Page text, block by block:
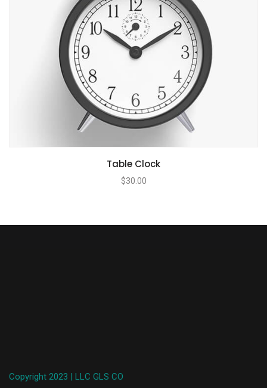
Table Clock
$30.00
Copyright 2023 | LLC GLS CO